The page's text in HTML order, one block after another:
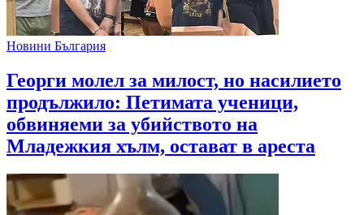
Новини България
Георги молел за милост, но насилието
продължило: Петимата ученици,
обвиняеми за убийството на
Младежкия хълм, остават в ареста